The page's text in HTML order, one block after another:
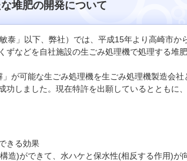
堆肥の開発について
泰」以下、弊社）では、平成15年より高崎市か
ずなどを自社施設の生ごみ処理機で処理する堆
が可能な生ごみ処理機を生ごみ処理機製造会社
功しました。現在特許を出願しているとともに
きる効果
)ができて、水ハケと保水性(相反する作用)が